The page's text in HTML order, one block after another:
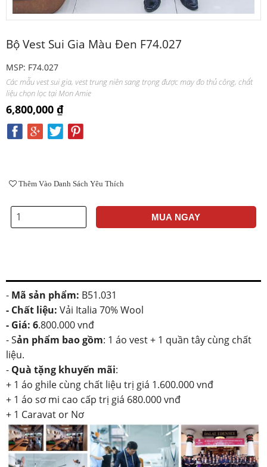
Bộ Vest Sui Gia Màu Đen F74.027
MSP: F74.027
Các mẫu vest sui gia, vest trung niên sang trọng được may đo thủ công, chất
liệu chọn lọc tại Mon Amie
6,800,000 ₫
Thêm Vào Danh Sách Yêu Thích
MUA NGAY
- Mã sản phẩm: B51.031
- Chất liệu: Vải Italia 70% Wool
- Giá: 6.800.000 vnđ
- Sản phẩm bao gồm: 1 áo vest + 1 quần tây cùng chất
liệu.
- Quà tặng khuyến mãi:
+ 1 áo ghile cùng chất liệu trị giá 1.600.000 vnđ
+ 1 áo sơ mi cao cấp trị giá 680.000 vnđ
+ 1 Caravat or Nơ